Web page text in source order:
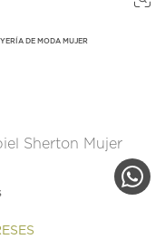
DE MODA MUJER
Sherton Mujer